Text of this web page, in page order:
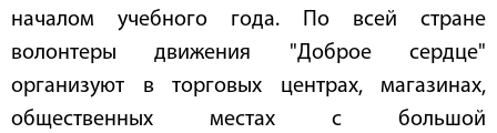
началом учебного года. По всей стране
волонтеры движения "Доброе сердце"
организуют в торговых центрах, магазинах,
общественных местах с большой